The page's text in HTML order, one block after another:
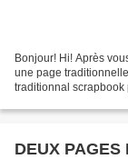
Bonjour! Hi! Après
une page
traditionnal scrapbook
DEUX PAGES